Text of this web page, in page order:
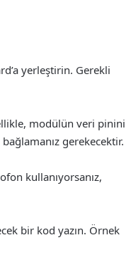
yerleştirin. Gerekli
modülün veri pinini
gerekecektir.
kullanıyorsanız,
bir kod yazın. Örnek